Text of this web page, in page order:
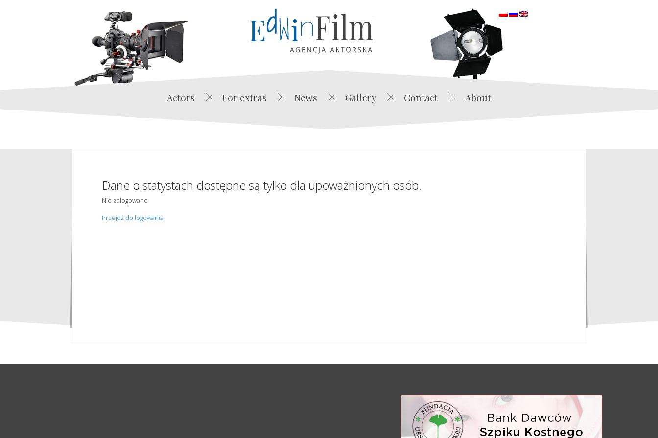
Edwin Film Agencja Aktorska
Actors For extras News Gallery Contact About
Dane o statystach dostępne są tylko dla upoważnionych osób.
Nie zalogowano
Przejdź do logowania